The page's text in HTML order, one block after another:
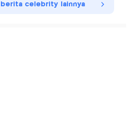
berita celebrity lainnya